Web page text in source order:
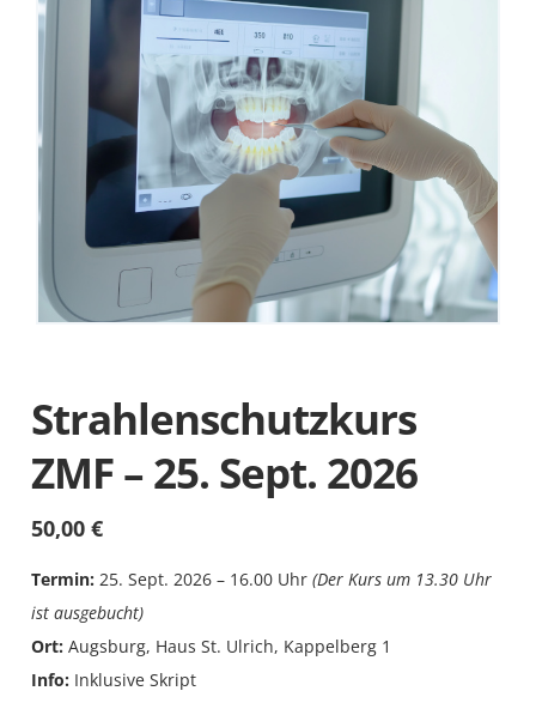
Strahlenschutzkurs
ZMF – 25. Sept. 2026
50,00€
Termin: 25. Sept. 2026 – 16.00 Uhr(Der Kurs um 13.30 Uhr
ist ausgebucht)
Ort: Augsburg, Haus St. Ulrich, Kappelberg 1
Info: Inklusive Skript